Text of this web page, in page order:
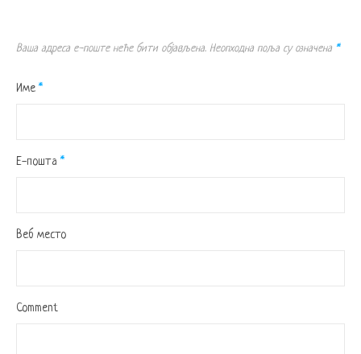
Ваша адреса е-поште неће бити објављена. Неопходна поља су означена *
Име *
Е-пошта *
Веб место
Comment